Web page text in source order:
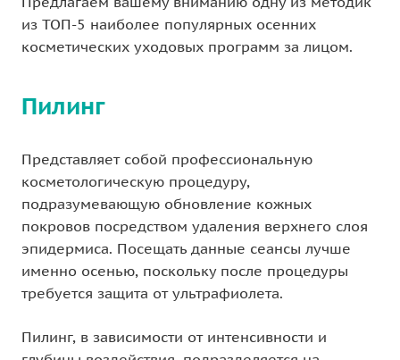
из ТОП-5 наиболее популярных осенних
косметических уходовых программ за лицом.
Пилинг
Представляет собой профессиональную
косметологическую процедуру,
подразумевающую обновление кожных
покровов посредством удаления верхнего слоя
эпидермиса. Посещать данные сеансы лучше
именно осенью, поскольку после процедуры
требуется защита от ультрафиолета.
Пилинг, в зависимости от интенсивности и